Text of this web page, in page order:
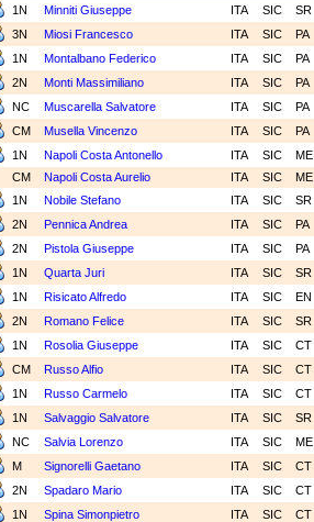
1N Minniti Giuseppe ITA SIC SR
3N Miosi Francesco ITA SIC PA
1N Montalbano Federico ITA SIC PA
2N Monti Massimiliano ITA SIC PA
NC Muscarella Salvatore ITA SIC PA
CM Musella Vincenzo ITA SIC PA
1N Napoli Costa Antonello ITA SIC ME
CM Napoli Costa Aurelio ITA SIC ME
1N Nobile Stefano ITA SIC SR
2N Pennica Andrea ITA SIC PA
2N Pistola Giuseppe ITA SIC PA
1N Quarta Juri ITA SIC SR
1N Risicato Alfredo ITA SIC EN
2N Romano Felice ITA SIC SR
1N Rosolia Giuseppe ITA SIC CT
CM Russo Alfio ITA SIC CT
1N Russo Carmelo ITA SIC CT
1N Salvaggio Salvatore ITA SIC SR
NC Salvia Lorenzo ITA SIC ME
M Signorelli Gaetano ITA SIC CT
2N Spadaro Mario ITA SIC CT
1N Spina Simonpietro ITA SIC CT